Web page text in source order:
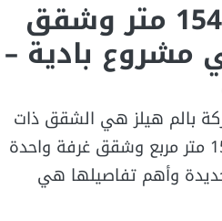
أسعار الشقق 154 متر وشقق
مشروع بادية –
بالم هيلز هي الشقق ذات
المساحة التي تصل إلى 154 متر مربع وشقق غرفة واحدة
وأهم تفاصيلها هي